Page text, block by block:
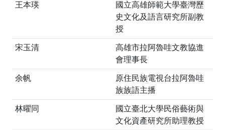
王本瑛
國立高雄師範大學臺灣歷
史文化及語言研究所副教
授
宋玉清
高雄市拉阿魯哇文教協進
會理事長
余帆
原住民族電視台拉阿魯哇
族族語主播
林曜同
國立臺北大學民俗藝術與
文化資產研究所助理教授